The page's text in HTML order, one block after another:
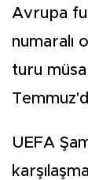
Avrupa
numaralı
turu
UEFA